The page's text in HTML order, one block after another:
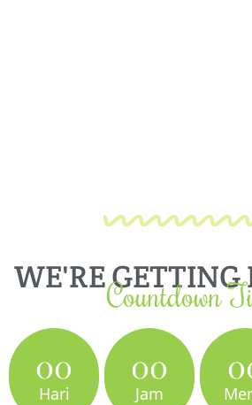
WE'RECountdown
00
Hari
00
Jam